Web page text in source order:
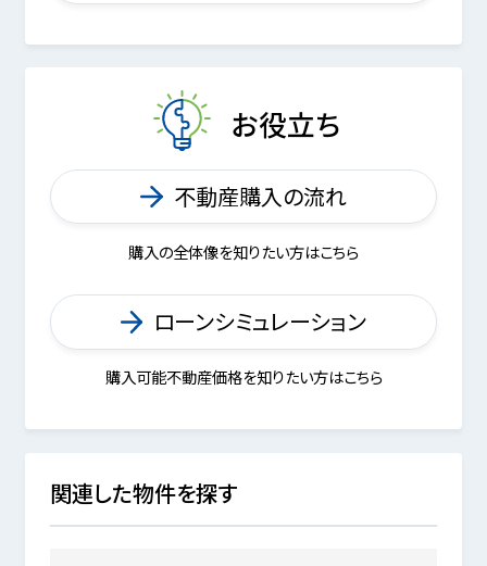
お役立ち
不動産購入の流れ
購入の全体像を知りたい方はこちら
ローンシミュレーション
購入可能不動産価格を知りたい方はこちら
関連した物件を探す